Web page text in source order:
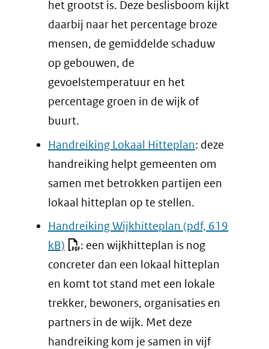
het grootst is. Deze beslisboom kijkt
daarbij naar het percentage broze
mensen, de gemiddelde schaduw
op gebouwen, de
gevoelstemperatuur en het
percentage groen in de wijk of
buurt.
Handreiking Lokaal Hitteplan: deze
handreiking helpt gemeenten om
samen met betrokken partijen een
lokaal hitteplan op te stellen.
Handreiking Wijkhitteplan (pdf, 619
kB)
: een wijkhitteplan is nog
concreter dan een lokaal hitteplan
en komt tot stand met een lokale
trekker, bewoners, organisaties en
partners in de wijk. Met deze
handreiking kom je samen in vijf